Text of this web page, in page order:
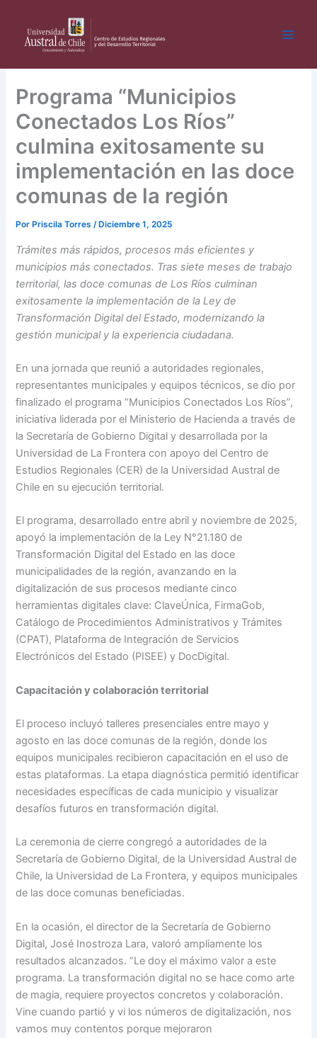
contenido
Programa “Municipios
Conectados Los Ríos”
culmina exitosamente su
implementación en las doce
comunas de la región
Por Priscila Torres/ Diciembre 1, 2025
Trámites más rápidos, procesos más eficientes y
municipios más conectados. Tras siete meses de trabajo
territorial, las doce comunas de Los Ríos culminan
exitosamente la implementación de la Ley de
Transformación Digital del Estado, modernizando la
gestión municipal y la experiencia ciudadana.
En una jornada que reunió a autoridades regionales,
representantes municipales y equipos técnicos, se dio por
finalizado el programa “Municipios Conectados Los Ríos”,
iniciativa liderada por el Ministerio de Hacienda a través de
la Secretaría de Gobierno Digital y desarrollada por la
Universidad de La Frontera con apoyo del Centro de
Estudios Regionales (CER) de la Universidad Austral de
Chile en su ejecución territorial.
El programa, desarrollado entre abril y noviembre de 2025,
apoyó la implementación de la Ley N°21.180 de
Transformación Digital del Estado en las doce
municipalidades de la región, avanzando en la
digitalización de sus procesos mediante cinco
herramientas digitales clave: ClaveÚnica, FirmaGob,
Catálogo de Procedimientos Administrativos y Trámites
(CPAT), Plataforma de Integración de Servicios
Electrónicos del Estado (PISEE) y DocDigital.
Capacitación y colaboración territorial
El proceso incluyó talleres presenciales entre mayo y
agosto en las doce comunas de la región, donde los
equipos municipales recibieron capacitación en el uso de
estas plataformas. La etapa diagnóstica permitió identificar
necesidades específicas de cada municipio y visualizar
desafíos futuros en transformación digital.
La ceremonia de cierre congregó a autoridades de la
Secretaría de Gobierno Digital, de la Universidad Austral de
Chile, la Universidad de La Frontera, y equipos municipales
de las doce comunas beneficiadas.
En la ocasión, el director de la Secretaría de Gobierno
Digital, José Inostroza Lara, valoró ampliamente los
resultados alcanzados. “Le doy el máximo valor a este
programa. La transformación digital no se hace como arte
de magia, requiere proyectos concretos y colaboración.
Vine cuando partió y vi los números de digitalización, nos
vamos muy contentos porque mejoraron